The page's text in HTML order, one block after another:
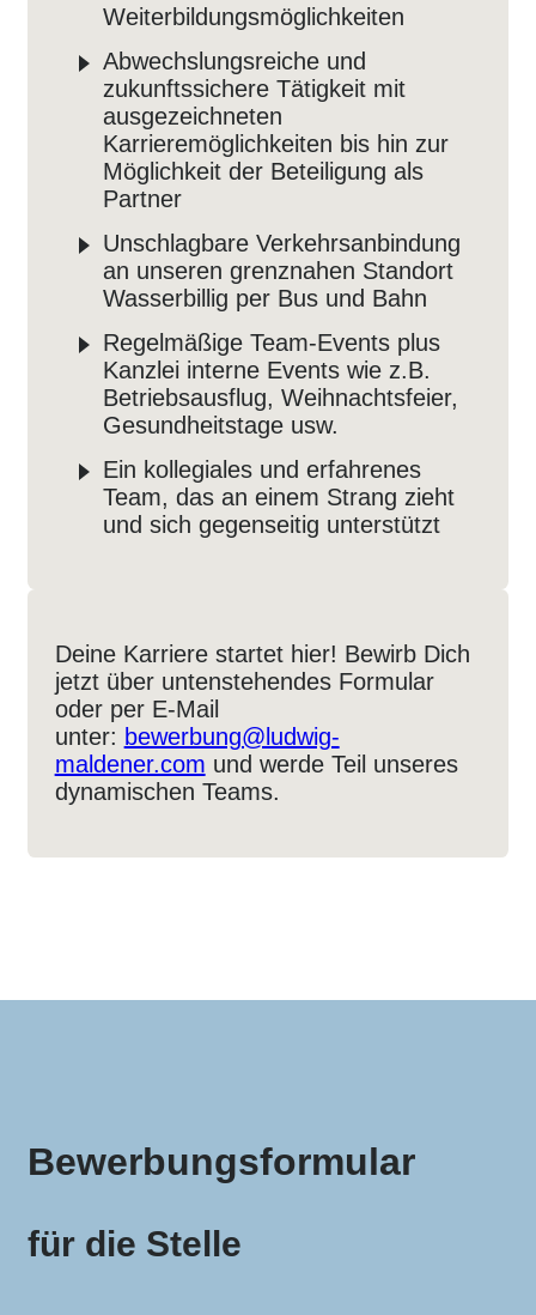
Weiterbildungsmöglichkeiten
Abwechslungsreiche und
zukunftssichere Tätigkeit mit
ausgezeichneten
Karrieremöglichkeiten bis hin zur
Möglichkeit der Beteiligung als
Partner
Unschlagbare Verkehrsanbindung
an unseren grenznahen Standort
Wasserbillig per Bus und Bahn
Regelmäßige Team-Events plus
Kanzlei interne Events wie z.B.
Betriebsausflug, Weihnachtsfeier,
Gesundheitstage usw.
Ein kollegiales und erfahrenes
Team, das an einem Strang zieht
und sich gegenseitig unterstützt
Deine Karriere startet hier! Bewirb Dich
jetzt über untenstehendes Formular
oder per E-Mail
unter: bewerbung@ludwig-
maldener.com und werde Teil unseres
dynamischen Teams.
Bewerbungsformular
für die Stelle